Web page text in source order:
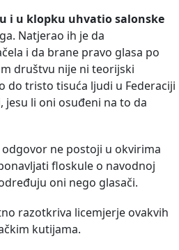
i u klopku uhvatio salonske
Natjerao ih je da
i da brane pravo glasa po
društvu nije ni teorijski
do tristo tisuća ljudi u Federaciji
jesu li oni osuđeni na to da
ne postoji u okvirima
floskule o navodnoj
oni nego glasači.
razotkriva licemjerje ovakvih
kutijama.